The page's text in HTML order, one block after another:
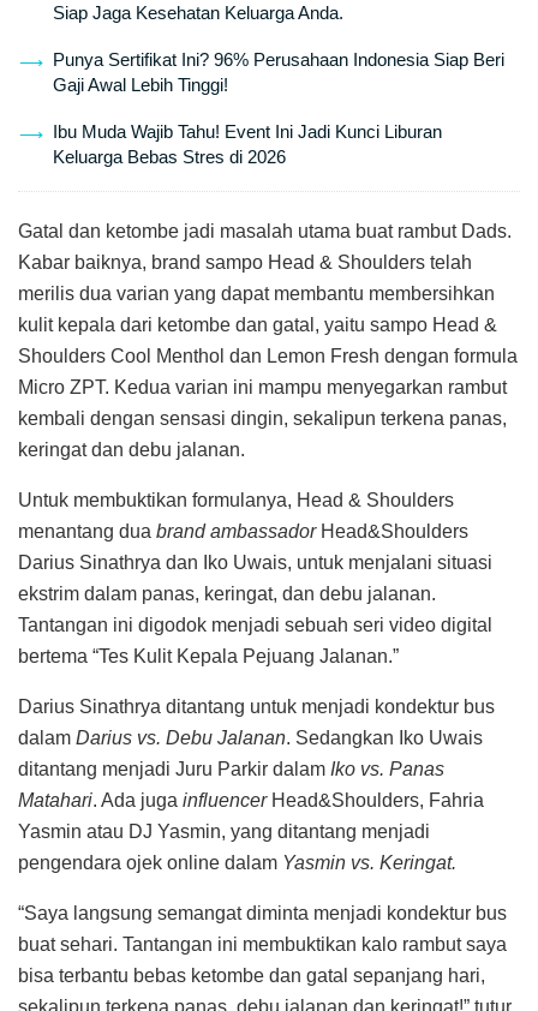
Siap Jaga Kesehatan Keluarga Anda.
Punya Sertifikat Ini? 96% Perusahaan Indonesia Siap Beri
Gaji Awal Lebih Tinggi!
Ibu Muda Wajib Tahu! Event Ini Jadi Kunci Liburan
Keluarga Bebas Stres di 2026
Gatal dan ketombe jadi masalah utama buat rambut Dads.
Kabar baiknya, brand sampo Head & Shoulders telah
merilis dua varian yang dapat membantu membersihkan
kulit kepala dari ketombe dan gatal, yaitu sampo Head &
Shoulders Cool Menthol dan Lemon Fresh dengan formula
Micro ZPT. Kedua varian ini mampu menyegarkan rambut
kembali dengan sensasi dingin, sekalipun terkena panas,
keringat dan debu jalanan.
Untuk membuktikan formulanya, Head & Shoulders
menantang dua brand ambassadorHead&Shoulders
Darius Sinathrya dan Iko Uwais, untuk menjalani situasi
ekstrim dalam panas, keringat, dan debu jalanan.
Tantangan ini digodok menjadi sebuah seri video digital
bertema “Tes Kulit Kepala Pejuang Jalanan.”
Darius Sinathrya ditantang untuk menjadi kondektur bus
dalam Darius vs. Debu Jalanan. Sedangkan Iko Uwais
ditantang menjadi Juru Parkir dalam Iko vs. Panas
Matahari. Ada juga influencerHead&Shoulders, Fahria
Yasmin atau DJ Yasmin, yang ditantang menjadi
pengendara ojek online dalam Yasmin vs. Keringat.
“Saya langsung semangat diminta menjadi kondektur bus
buat sehari. Tantangan ini membuktikan kalo rambut saya
bisa terbantu bebas ketombe dan gatal sepanjang hari,
sekalipun terkena panas, debu jalanan dan keringat!” tutur